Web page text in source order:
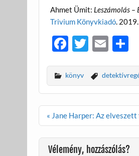
Ahmet Ümit: Leszámolás –
Trivium Könyvkiadó.
F
e
b
o
o
k
T
itt
er
E
ail
e
g
könyv
Bejegyzés
« Jane Harper: Az
Vélemény, hozzászólás?